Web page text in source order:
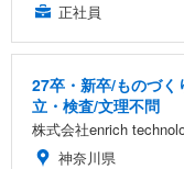
正社員
27卒・新卒/ものづく
立・検査/文理不問
株式会社enrich
神奈川県